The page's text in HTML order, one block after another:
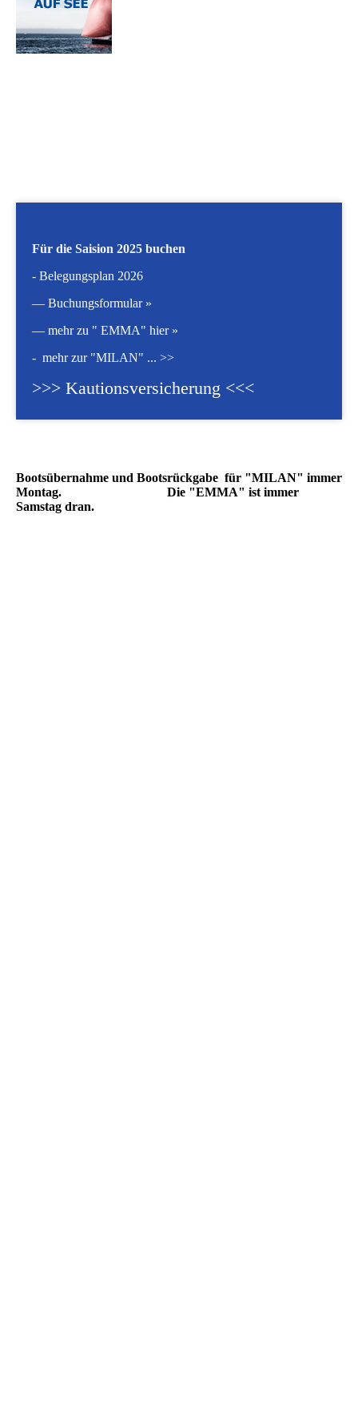
Für die Saision 2025 buchen
- Belegungsplan 2026
— Buchungsformular »
— mehr zu " EMMA" hier »
- mehr zur "MILAN" ... >>
>>> Kautionsversicherung <<<
Bootsübernahme und Bootsrückgabe für "MILAN" immer
Montag. Die "EMMA" ist immer
Samstag dran.